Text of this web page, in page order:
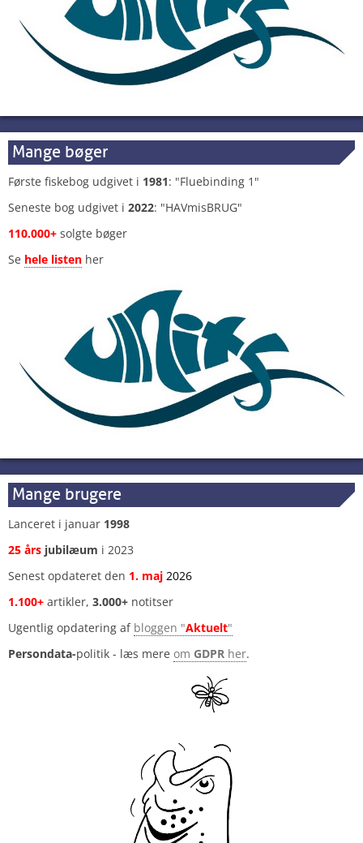
Mange bøger
Første fiskebog udgivet i 1981: "Fluebinding 1"
Seneste bog udgivet i 2022: "HAVmisBRUG"
110.000+ solgte bøger
Se hele listen her
Mange brugere
Lanceret i januar 1998
25 års jubilæum i 2023
Senest opdateret den 1. maj 2026
1.100+ artikler, 3.000+ notitser
Ugentlig opdatering af bloggen "Aktuelt"
Persondata-politik - læs mere om GDPR her.